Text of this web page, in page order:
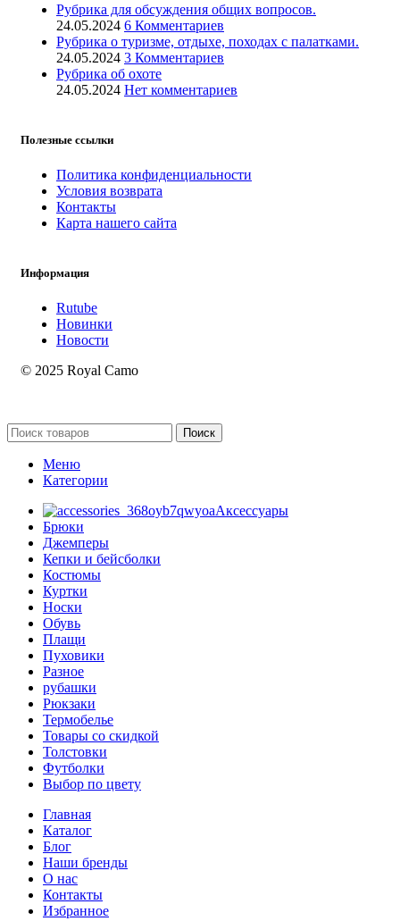
Рубрика для обсуждения общих вопросов.
24.05.2024 6 Комментариев
Рубрика о туризме, отдыхе, походах с палатками.
24.05.2024 3 Комментариев
Рубрика об охоте
24.05.2024 Нет комментариев
Полезные ссылки
Политика конфиденциальности
Условия возврата
Контакты
Карта нашего сайта
Информация
Rutube
Новинки
Новости
© 2025 Royal Camo
Поиск
Меню
Категории
Аксессуары
Брюки
Джемперы
Кепки и бейсболки
Костюмы
Куртки
Носки
Обувь
Плащи
Пуховики
Разное
рубашки
Рюкзаки
Термобелье
Товары со скидкой
Толстовки
Футболки
Выбор по цвету
Главная
Каталог
Блог
Наши бренды
О нас
Контакты
Избранное